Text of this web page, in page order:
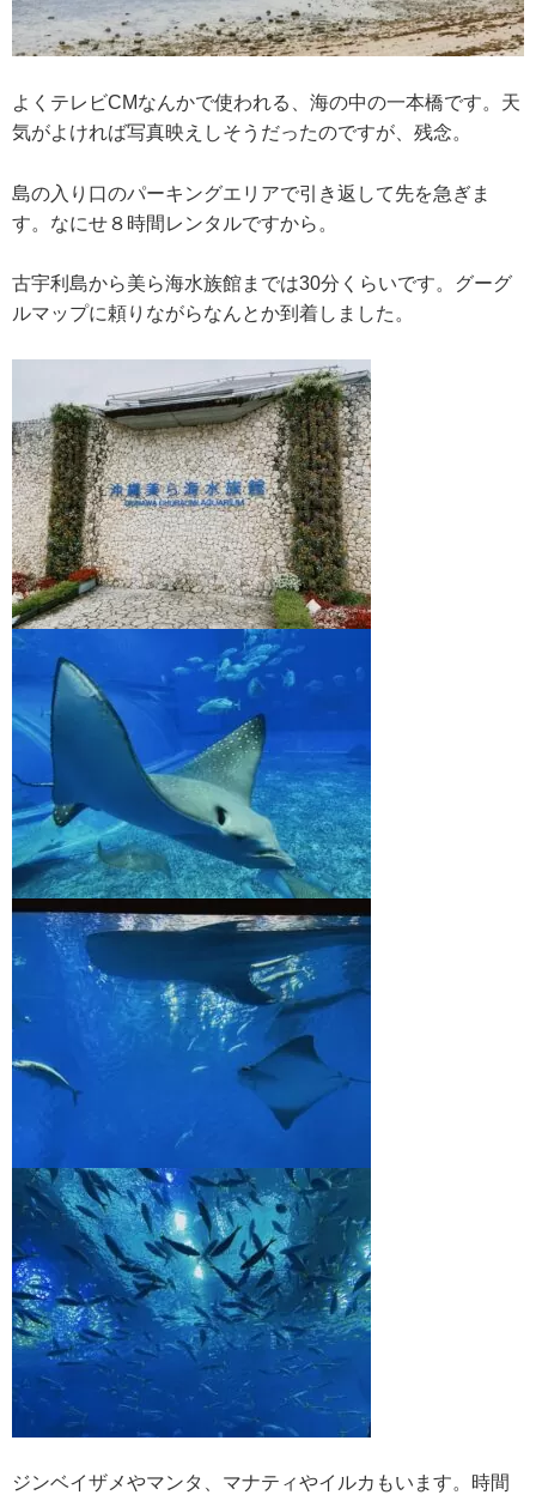
よくテレビCMなんかで使われる、海の中の一本橋です。天
気がよければ写真映えしそうだったのですが、残念。
島の入り口のパーキングエリアで引き返して先を急ぎま
す。なにせ８時間レンタルですから。
古宇利島から美ら海水族館までは30分くらいです。グーグ
ルマップに頼りながらなんとか到着しました。
ジンベイザメやマンタ、マナティやイルカもいます。時間